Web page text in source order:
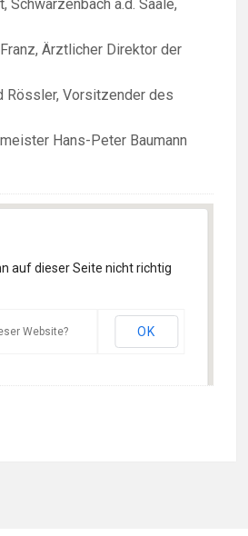
Schwarzenbach a.d. Saale,
Ärztlicher Direktor der
Rössler, Vorsitzender des
Hans-Peter Baumann
auf dieser Seite nicht richtig
Website? OK